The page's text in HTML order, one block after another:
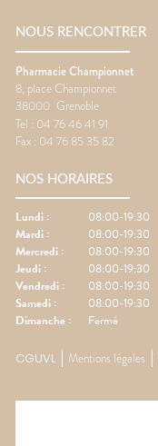
NOUS RENCONTRER
Pharmacie Championnet
8, place Championnet
38000 Grenoble
Tel : 04 76 46 41 91
Fax : 04 76 85 35 82
NOS HORAIRES
Lundi :
08:00-19:30
Mardi :
08:00-19:30
Mercredi :
08:00-19:30
Jeudi :
08:00-19:30
Vendredi :
08:00-19:30
Samedi :
08:00-19:30
Dimanche : Fermé
CGUVL Mentions légales